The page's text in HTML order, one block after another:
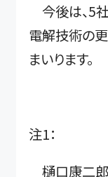
今後は、5
電解技術の
まいります。
注1：
樋口康二郎